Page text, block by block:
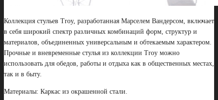
Коллекция стульев Troy, разработанная Марселем Вандерсом, включает
в себя широкий спектр различных комбинаций форм, структур и
материалов, объединенных универсальным и обтекаемым характером.
Прочные и вневременные стулья из коллекции Troy можно
использовать для обедов, работы и отдыха как в общественных местах,
так и в быту.
Материалы: Каркас из окрашенной стали.